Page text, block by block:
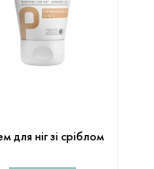
для ніг зі сріблом